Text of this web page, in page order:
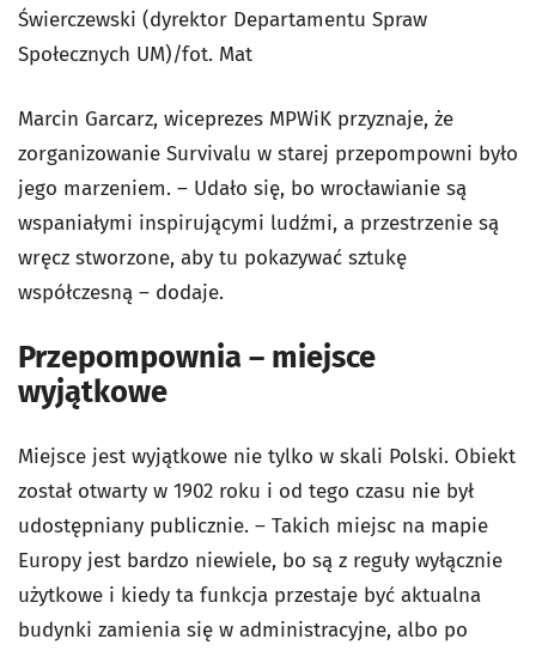
Świerczewski (dyrektor Departamentu Spraw
Społecznych UM)/fot. Mat
Marcin Garcarz, wiceprezes MPWiK przyznaje, że
zorganizowanie Survivalu w starej przepompowni było
jego marzeniem. – Udało się, bo wrocławianie są
wspaniałymi inspirującymi ludźmi, a przestrzenie są
wręcz stworzone, aby tu pokazywać sztukę
współczesną – dodaje.
Przepompownia – miejsce
wyjątkowe
Miejsce jest wyjątkowe nie tylko w skali Polski. Obiekt
został otwarty w 1902 roku i od tego czasu nie był
udostępniany publicznie. – Takich miejsc na mapie
Europy jest bardzo niewiele, bo są z reguły wyłącznie
użytkowe i kiedy ta funkcja przestaje być aktualna
budynki zamienia się w administracyjne, albo po